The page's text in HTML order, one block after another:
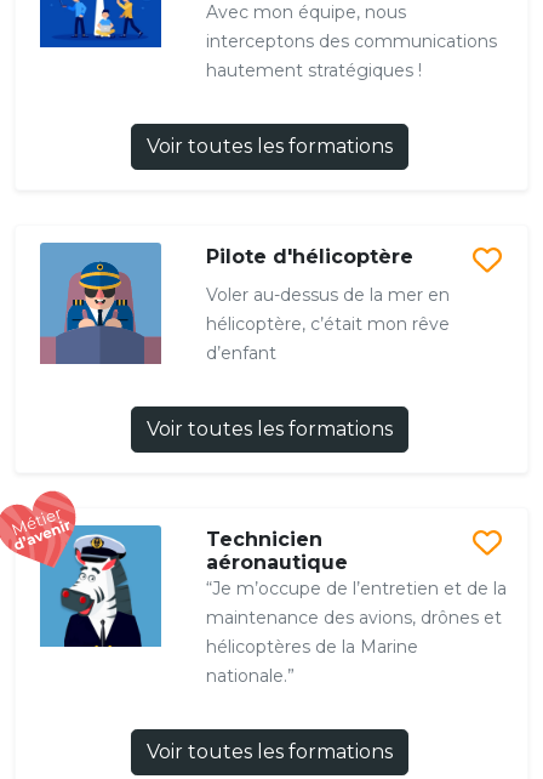
Avec mon équipe, nous
interceptons des communications
hautement stratégiques !
Voir toutes les formations
Pilote d'hélicoptère
Voler au-dessus de la mer en
hélicoptère, c’était mon rêve
d’enfant
Voir toutes les formations
Technicien
aéronautique
“Je m’occupe de l’entretien et de la
maintenance des avions, drônes et
hélicoptères de la Marine
nationale.”
Voir toutes les formations